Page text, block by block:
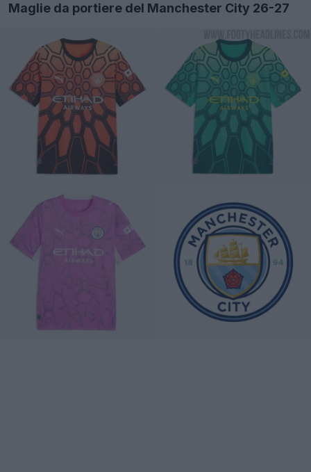
Maglie da portiere del Manchester City 26-27